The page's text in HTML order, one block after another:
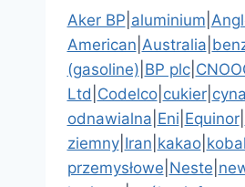
2025:
95%
nadal
Aker BP aluminium
American Australia
(gasoline) BP plc|
Ltd Codelco| cukier| cyna
odnawialna Eni Equinor|
ziemny| Iran kakao|
przemysłowe Neste